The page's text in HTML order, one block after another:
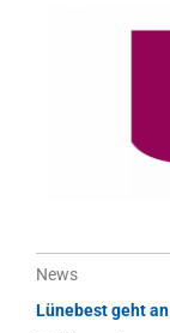
News
Lünebest geht